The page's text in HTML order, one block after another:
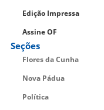
Edição Impressa
Assine OF
Seções
Flores da Cunha
Nova Pádua
Política